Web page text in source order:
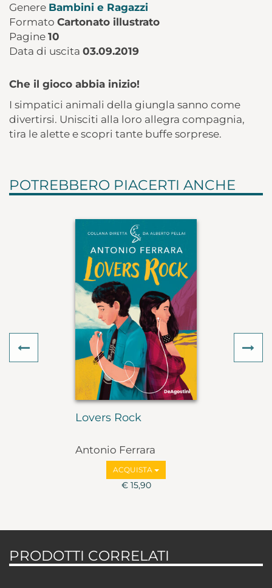
Genere Bambini e Ragazzi
Formato Cartonato illustrato
Pagine 10
Data di uscita 03.09.2019
Che il gioco abbia inizio!
I simpatici animali della giungla sanno come
divertirsi. Unisciti alla loro allegra compagnia,
tira le alette e scopri tante buffe sorprese.
POTREBBERO PIACERTI ANCHE
Lovers Rock
Antonio Ferrara
ACQUISTA
€ 15,90
Previous
PRODOTTI CORRELATI